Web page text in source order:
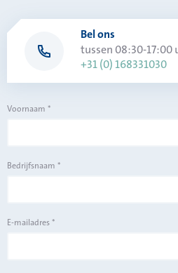
Bel ons
tussen 08:30-17:00
+31 (0) 168331030
Voornaam *
Bedrijfsnaam *
E-mailadres*